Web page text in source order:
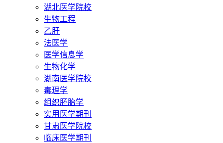
湖北医学院校
生物工程
乙肝
法医学
医学信息学
生物化学
湖南医学院校
毒理学
组织胚胎学
实用医学期刊
甘肃医学院校
临床医学期刊